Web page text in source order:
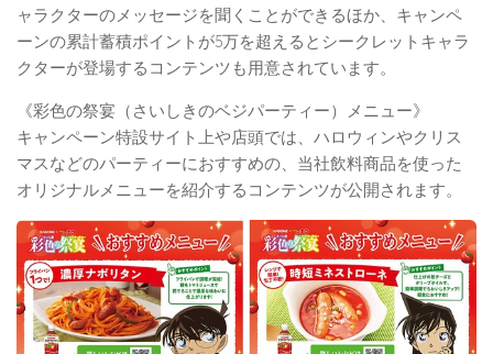
ャラクターのメッセージを聞くことができるほか、キャンペ
ーンの累計蓄積ポイントが5万を超えるとシークレットキャラ
クターが登場するコンテンツも用意されています。
《彩色の祭宴（さいしきのベジパーティー）メニュー》
キャンペーン特設サイト上や店頭では、ハロウィンやクリス
マスなどのパーティーにおすすめの、当社飲料商品を使った
オリジナルメニューを紹介するコンテンツが公開されます。